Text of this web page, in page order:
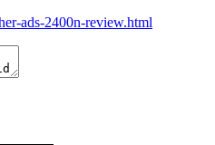
ads-2400n-review.html